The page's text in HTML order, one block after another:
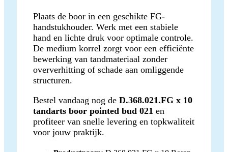
Plaats de boor in een geschikte FG-
handstukhouder. Werk met een stabiele
hand en lichte druk voor optimale controle.
De medium korrel zorgt voor een efficiënte
bewerking van tandmateriaal zonder
oververhitting of schade aan omliggende
structuren.
Bestel vandaag nog de D.368.021.FG x 10
tandarts boor pointed bud 021 en
profiteer van snelle levering en topkwaliteit
voor jouw praktijk.